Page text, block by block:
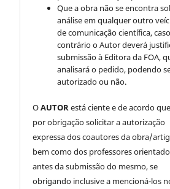
Que a obra não se encontra
análise em qualquer outro
de comunicação científica, caso
contrário o Autor deverá
submissão à Editora da FOA,
analisará o pedido, podendo
autorizado ou não.
OAUTORestá ciente e de acordo
por obrigação solicitar a autorização
expressa dos coautores da obra/
bem como dos professores
antes da submissão do mesmo, se
obrigando inclusive a mencioná-los